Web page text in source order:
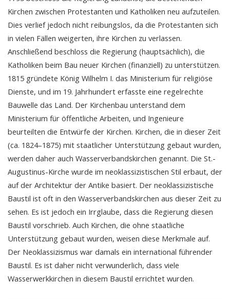
Kirchen zwischen Protestanten und Katholiken neu aufzuteilen.
Dies verlief jedoch nicht reibungslos, da die Protestanten sich
in vielen Fällen weigerten, ihre Kirchen zu verlassen.
Anschließend beschloss die Regierung (hauptsächlich), die
Katholiken beim Bau neuer Kirchen (finanziell) zu unterstützen.
1815 gründete König Wilhelm I. das Ministerium für religiöse
Dienste, und im 19. Jahrhundert erfasste eine regelrechte
Bauwelle das Land. Der Kirchenbau unterstand dem
Ministerium für öffentliche Arbeiten, und Ingenieure
beurteilten die Entwürfe der Kirchen. Kirchen, die in dieser Zeit
(ca. 1824–1875) mit staatlicher Unterstützung gebaut wurden,
werden daher auch Wasserverbandskirchen genannt. Die St.-
Augustinus-Kirche wurde im neoklassizistischen Stil erbaut, der
auf der Architektur der Antike basiert. Der neoklassizistische
Baustil ist oft in den Wasserverbandskirchen aus dieser Zeit zu
sehen. Es ist jedoch ein Irrglaube, dass die Regierung diesen
Baustil vorschrieb. Auch Kirchen, die ohne staatliche
Unterstützung gebaut wurden, weisen diese Merkmale auf.
Der Neoklassizismus war damals ein international führender
Baustil. Es ist daher nicht verwunderlich, dass viele
Wasserwerkkirchen in diesem Baustil errichtet wurden.